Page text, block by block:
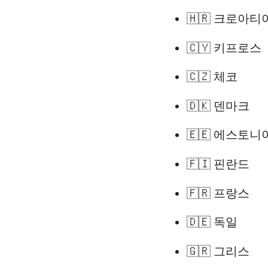
🇭🇷 크로아티
🇨🇾 키프로스
🇨🇿 체코
🇩🇰 덴마크
🇪🇪 에스토니
🇫🇮 핀란드
🇫🇷 프랑스
🇩🇪 독일
🇬🇷 그리스